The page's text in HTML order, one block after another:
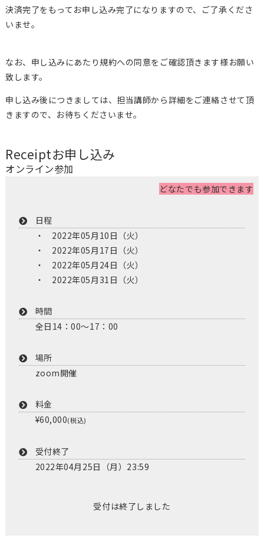
決済完了をもってお申し込み完了になりますので、ご了承くださ
いませ。
なお、申し込みにあたり規約への同意をご確認頂きます様お願い
致します。
申し込み後につきましては、担当講師から詳細をご連絡させて頂
きますので、お待ちくださいませ。
Receiptお申し込み
オンライン参加
どなたでも参加できます
日程
2022年05月10日（火）
2022年05月17日（火）
2022年05月24日（火）
2022年05月31日（火）
時間
全日14：00～17：00
場所
zoom開催
料金
¥60,000(税込)
受付終了
2022年04月25日（月）23:59
受付は終了しました